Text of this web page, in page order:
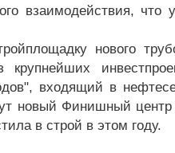
взаимодействия,
нового
входящий в
новый Финишный центр
в строй в этом году.